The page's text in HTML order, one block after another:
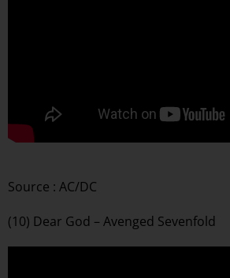
Source : AC/DC
(10) Dear God – Avenged Sevenfold